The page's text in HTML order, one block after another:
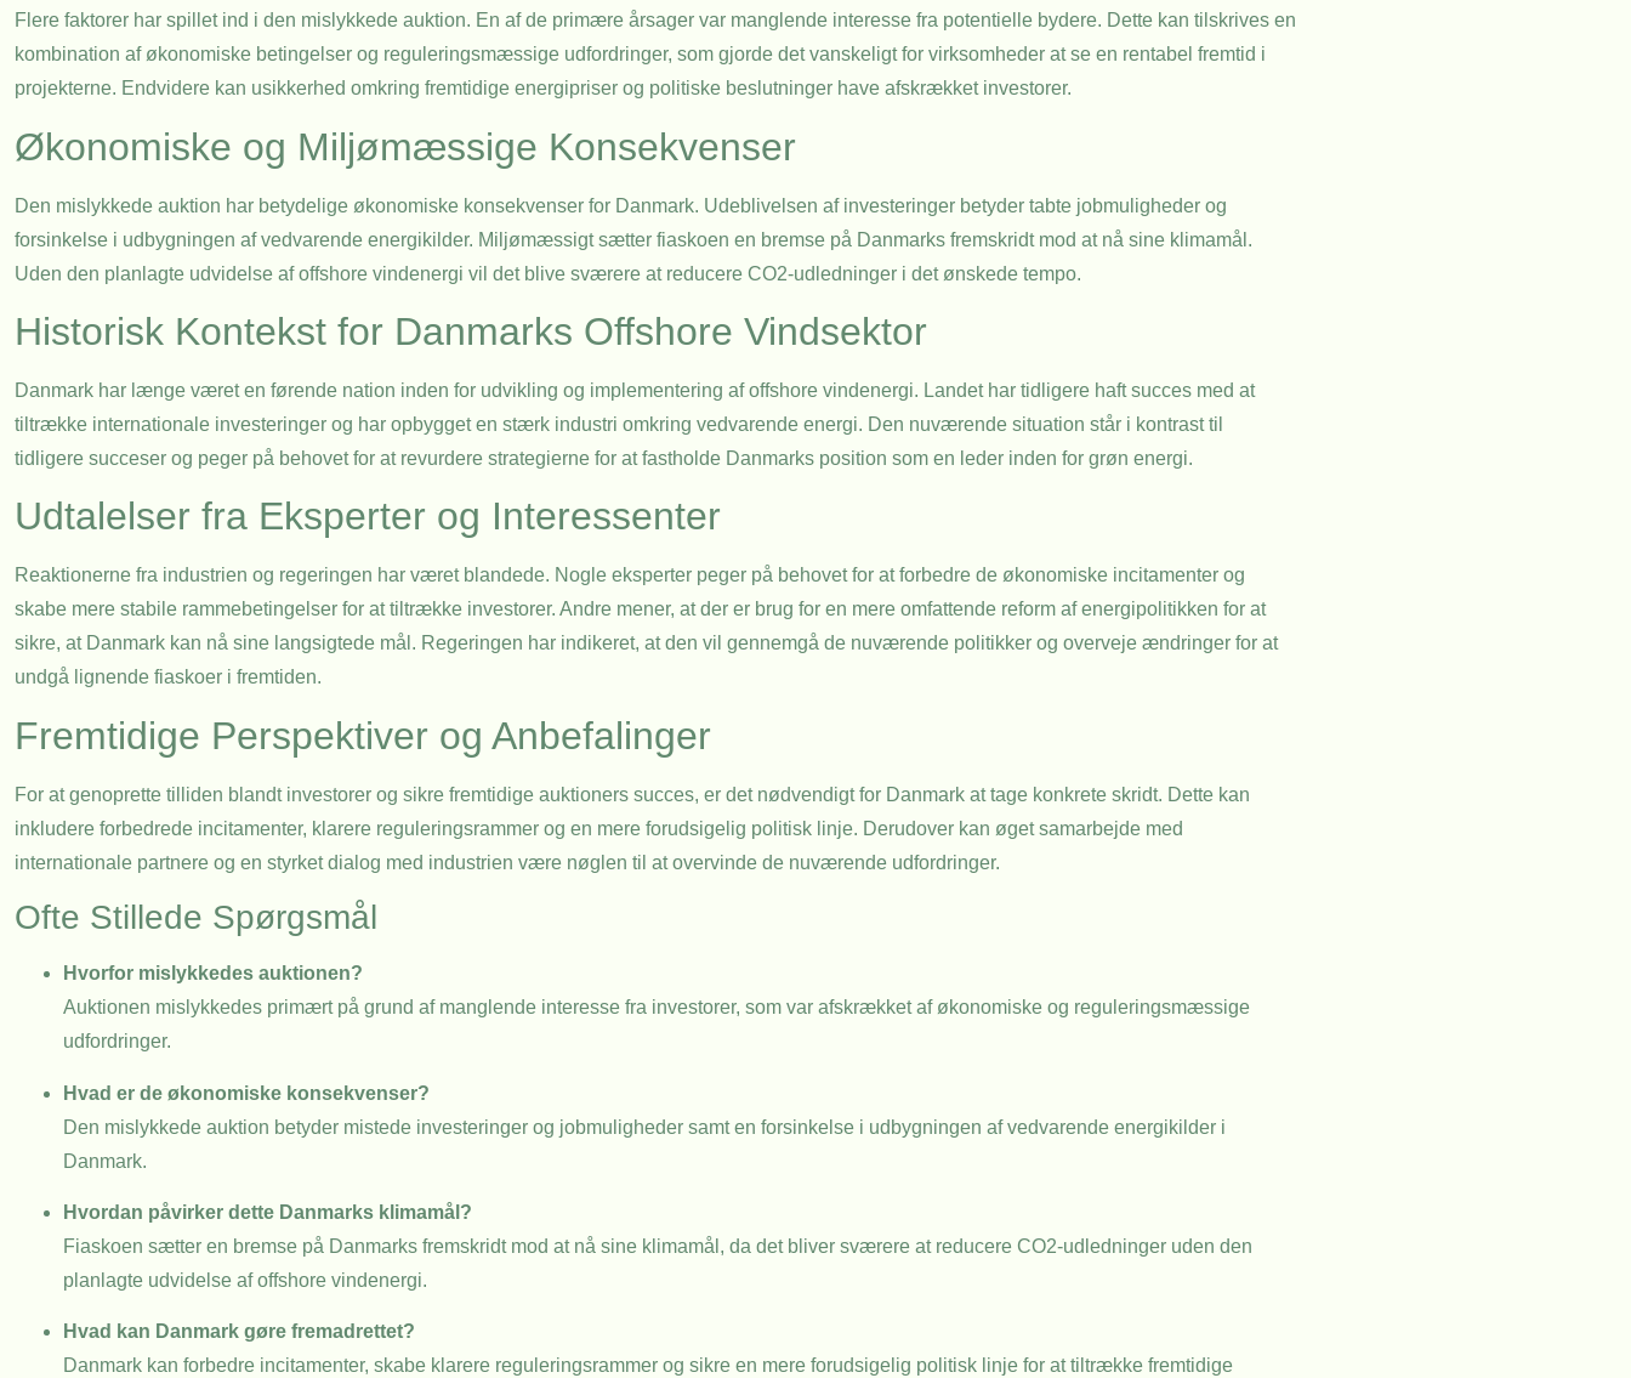
Flere faktorer har spillet ind i den mislykkede auktion. En af de primære årsager var manglende interesse fra potentielle bydere. Dette kan tilskrives en
kombination af økonomiske betingelser og reguleringsmæssige udfordringer, som gjorde det vanskeligt for virksomheder at se en rentabel fremtid i
projekterne. Endvidere kan usikkerhed omkring fremtidige energipriser og politiske beslutninger have afskrækket investorer.
Økonomiske og Miljømæssige Konsekvenser
Den mislykkede auktion har betydelige økonomiske konsekvenser for Danmark. Udeblivelsen af investeringer betyder tabte jobmuligheder og
forsinkelse i udbygningen af vedvarende energikilder. Miljømæssigt sætter fiaskoen en bremse på Danmarks fremskridt mod at nå sine klimamål.
Uden den planlagte udvidelse af offshore vindenergi vil det blive sværere at reducere CO2-udledninger i det ønskede tempo.
Historisk Kontekst for Danmarks Offshore Vindsektor
Danmark har længe været en førende nation inden for udvikling og implementering af offshore vindenergi. Landet har tidligere haft succes med at
tiltrække internationale investeringer og har opbygget en stærk industri omkring vedvarende energi. Den nuværende situation står i kontrast til
tidligere succeser og peger på behovet for at revurdere strategierne for at fastholde Danmarks position som en leder inden for grøn energi.
Udtalelser fra Eksperter og Interessenter
Reaktionerne fra industrien og regeringen har været blandede. Nogle eksperter peger på behovet for at forbedre de økonomiske incitamenter og
skabe mere stabile rammebetingelser for at tiltrække investorer. Andre mener, at der er brug for en mere omfattende reform af energipolitikken for at
sikre, at Danmark kan nå sine langsigtede mål. Regeringen har indikeret, at den vil gennemgå de nuværende politikker og overveje ændringer for at
undgå lignende fiaskoer i fremtiden.
Fremtidige Perspektiver og Anbefalinger
For at genoprette tilliden blandt investorer og sikre fremtidige auktioners succes, er det nødvendigt for Danmark at tage konkrete skridt. Dette kan
inkludere forbedrede incitamenter, klarere reguleringsrammer og en mere forudsigelig politisk linje. Derudover kan øget samarbejde med
internationale partnere og en styrket dialog med industrien være nøglen til at overvinde de nuværende udfordringer.
Ofte Stillede Spørgsmål
Hvorfor mislykkedes auktionen?
Auktionen mislykkedes primært på grund af manglende interesse fra investorer, som var afskrækket af økonomiske og reguleringsmæssige
udfordringer.
Hvad er de økonomiske konsekvenser?
Den mislykkede auktion betyder mistede investeringer og jobmuligheder samt en forsinkelse i udbygningen af vedvarende energikilder i
Danmark.
Hvordan påvirker dette Danmarks klimamål?
Fiaskoen sætter en bremse på Danmarks fremskridt mod at nå sine klimamål, da det bliver sværere at reducere CO2-udledninger uden den
planlagte udvidelse af offshore vindenergi.
Hvad kan Danmark gøre fremadrettet?
Danmark kan forbedre incitamenter, skabe klarere reguleringsrammer og sikre en mere forudsigelig politisk linje for at tiltrække fremtidige